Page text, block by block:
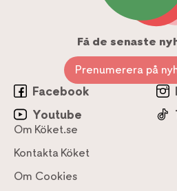
Få de senaste
Prenumerera på
Facebook
Youtube
Om Köket.se
Kontakta Köket
Om Cookies